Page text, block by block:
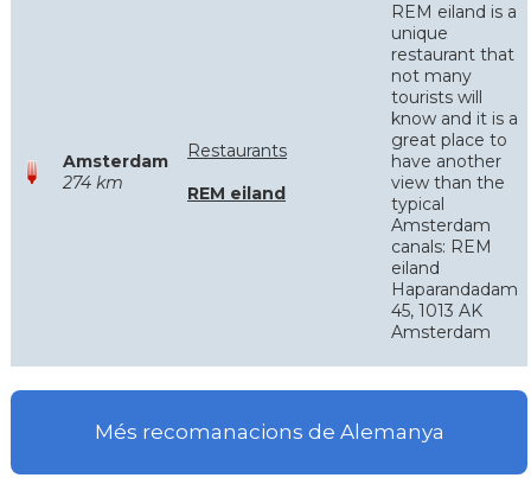
Amsterdam
274 km
Restaurants
REM eiland
REM eiland is a
unique
restaurant that
not many
tourists will
know and it is a
great place to
have another
view than the
typical
Amsterdam
canals: REM
eiland
Haparandadam
45, 1013 AK
Amsterdam
Més recomanacions de Alemanya